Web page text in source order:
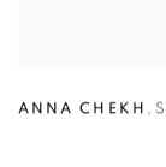
ANNA CHEKH ,